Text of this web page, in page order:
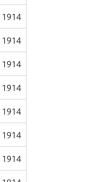
1914
1914
1914
1914
1914
1914
1914